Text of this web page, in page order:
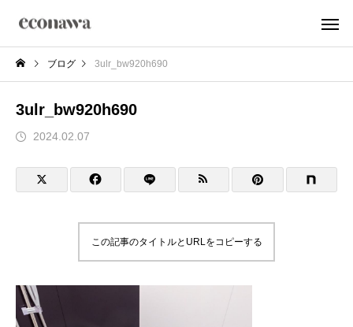
ブログ 3ulr_bw920h690
3ulr_bw920h690
2024.02.07
この記事のタイトルとURLをコピーする